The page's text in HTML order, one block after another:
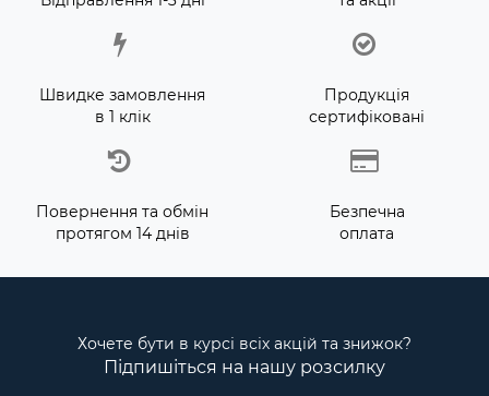
Швидке замовлення
в 1 клік
Продукція
сертифіковані
Повернення та обмін
протягом 14 днів
Безпечна
оплата
Хочете бути в курсі всіх акцій та знижок?
Підпишіться на нашу розсилку